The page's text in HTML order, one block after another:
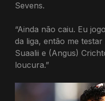
Sevens.
“Ainda não caiu. Eu
da liga, então me
Suaalii e (Angus)
loucura.”